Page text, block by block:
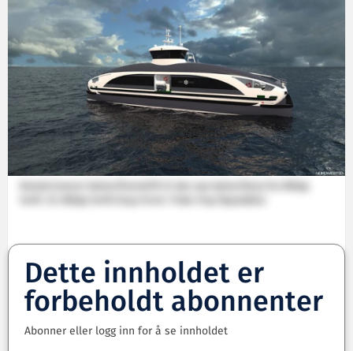
Bostek leverer batterifremdrift til den nye batteriferja fra Måløy
Dette innholdet er
forbeholdt abonnenter
Abonner eller logg inn for å se innholdet